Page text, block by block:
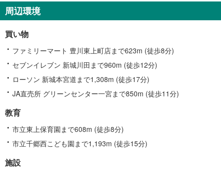
周辺環境
買い物
ファミリーマート 豊川東上町店まで623m (徒歩8分)
セブンイレブン 新城川田まで960m (徒歩12分)
ローソン 新城本宮道まで1,308m (徒歩17分)
JA直売所 グリーンセンター一宮まで850m (徒歩11分)
教育
市立東上保育園まで608m (徒歩8分)
市立千郷西こども園まで1,193m (徒歩15分)
施設